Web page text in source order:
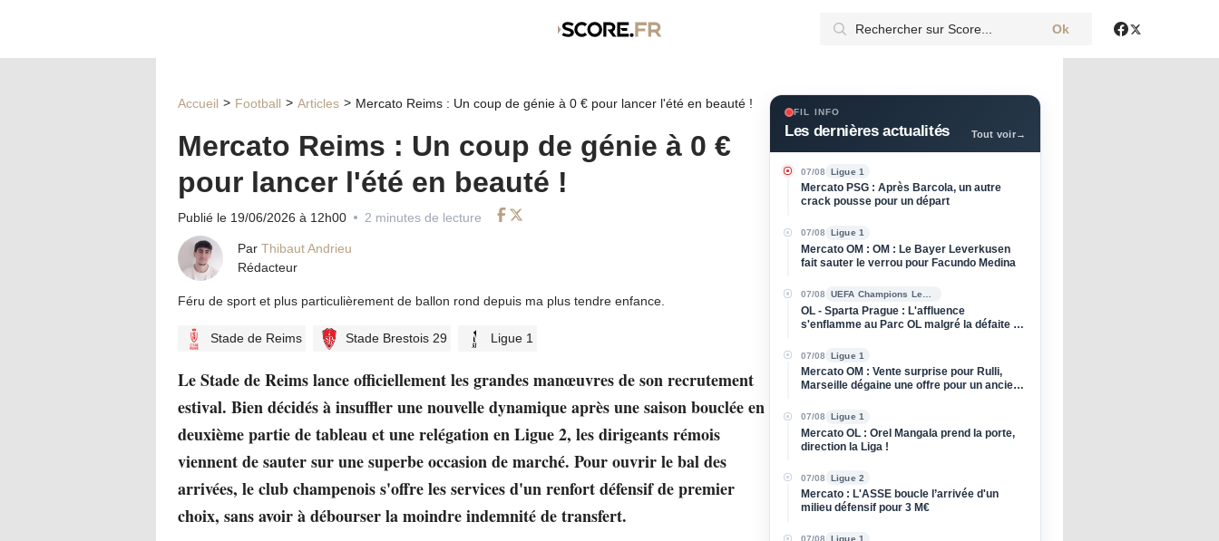
Ok
Accueil Football Articles Mercato Reims : Un coup de génie à 0 € pour lancer l'été en beauté !
Mercato Reims : Un coup de génie à 0 €
pour lancer l'été en beauté !
Publié le 19/06/2026 à 12h00
2 minutes de lecture
Par Thibaut Andrieu
Rédacteur
Féru de sport et plus particulièrement de ballon rond depuis ma plus tendre enfance.
Stade de Reims Stade Brestois 29 Ligue 1
Le Stade de Reims lance officiellement les grandes manœuvres de son recrutement
estival. Bien décidés à insuffler une nouvelle dynamique après une saison bouclée en
deuxième partie de tableau et une relégation en Ligue 2, les dirigeants rémois
viennent de sauter sur une superbe occasion de marché. Pour ouvrir le bal des
arrivées, le club champenois s'offre les services d'un renfort défensif de premier
choix, sans avoir à débourser la moindre indemnité de transfert.
FIL INFO
Les dernières actualités Tout voir→
07/08 Ligue 1
Mercato PSG : Après Barcola, un autre
crack pousse pour un départ
07/08 Ligue 1
Mercato OM : OM : Le Bayer Leverkusen
fait sauter le verrou pour Facundo Medina
07/08
OL - Sparta Prague : L'affluence
s'enflamme au Parc OL malgré la défaite à
07/08 Ligue 1
Mercato OM : Vente surprise pour Rulli,
Marseille dégaine une offre pour un ancien
07/08 Ligue 1
Mercato OL : Orel Mangala prend la porte,
direction la Liga !
07/08 Ligue 2
Mercato : L'ASSE boucle l’arrivée d'un
milieu défensif pour 3 M€